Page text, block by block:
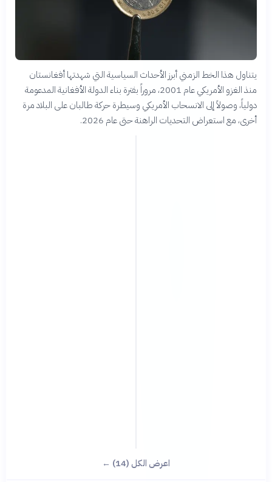
يتناول هذا الخط الزمني أبرز الأحداث السياسية التي شهدتها أفغانستان
منذ الغزو الأمريكي عام 2001، مروراً بفترة بناء الدولة الأفغانية المدعومة
دولياً، وصولاً إلى الانسحاب الأمريكي وسيطرة حركة طالبان على البلاد مرة
أخرى، مع استعراض التحديات الراهنة حتى عام 2026.
اعرض الكل (14) ←